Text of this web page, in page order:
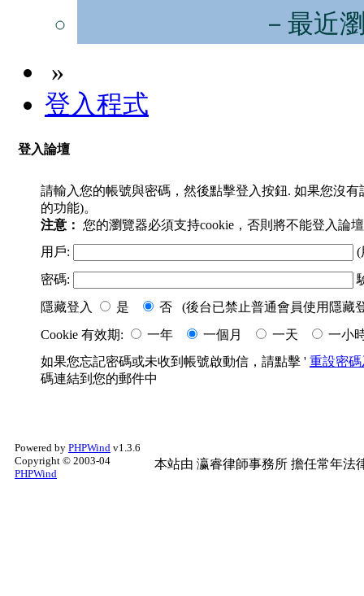
－最近
»
登入程式
登入論壇
請輸入您的帳號與密碼，然後點擊登入按鈕. 如果您沒
的功能)。
注意： 您的瀏覽器必須支持cookie，否則將不能登入論
用戶:
(
密碼:
隱藏登入
是
否 (後台已禁止普通會員使用隱藏
Cookie 有效期:
一年 一個月 一天
一小
如果您忘記密碼或未收到帳號啟動信，請點擊 ' 重設密
碼連結到您的郵件中
Powered by PHPWind v1.3.6
Copyright © 2003-04
PHPWind
本站由 瀛睿律師事務所 擔任常年法